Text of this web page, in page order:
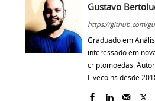
Gustavo
https://github.com/
Graduado em
interessado em
criptomoedas.
Livecoins desde